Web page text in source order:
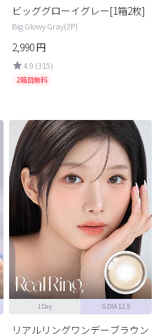
ビッググローイグレー[1箱2枚]
Big Glowy Gray(2P)
2,990円
4.9 (315)
2箱目無料
1Day G.DIA 12.5
リアルリングワンデーブラウン